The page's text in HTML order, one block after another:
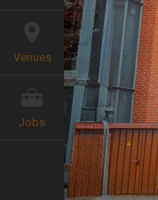
Venues
Jobs